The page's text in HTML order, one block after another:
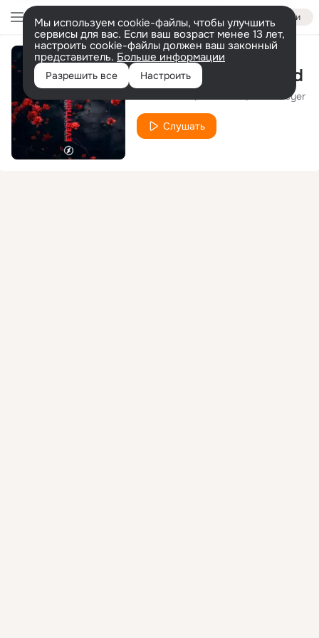
Войти
Мы используем cookie-файлы, чтобы улучшить
сервисы для вас. Если ваш возраст менее 13 лет,
настроить cookie-файлы должен ваш законный
представитель. Больше информации
Разрешить все Настроить
Everything I Wanted
Maria Beyer
Слушать